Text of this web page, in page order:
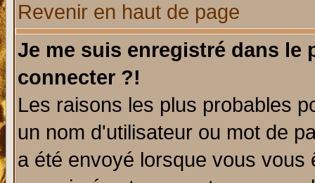
Revenir en haut de page
Je me suis enregistré dans le
connecter ?!
Les raisons les plus probables
un nom d'utilisateur ou mot de
a été envoyé lorsque vous